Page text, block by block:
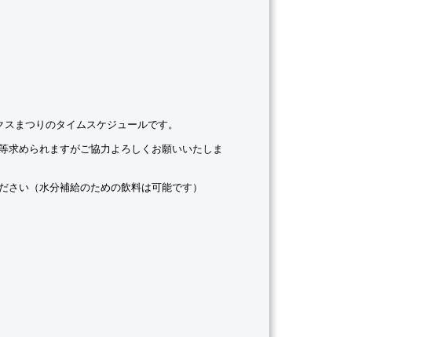
まつりのタイムスケジュールです。
求められますがご協力よろしくお願いいたしま
い（水分補給のための飲料は可能です）